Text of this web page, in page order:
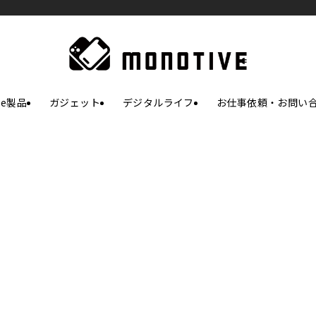
製品 ガジェット デジタルライフ お仕事依頼・お問い